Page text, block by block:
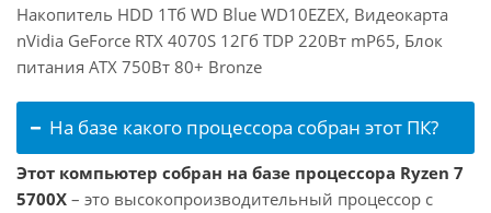
Накопитель HDD 1Тб WD Blue WD10EZEX, Видеокарта
nVidia GeForce RTX 4070S 12Гб TDP 220Вт mP65, Блок
питания ATX 750Вт 80+ Bronze
На базе какого процессора собран этот ПК?
Этот компьютер собран на базе процессора Ryzen 7
5700X – это высокопроизводительный процессор с